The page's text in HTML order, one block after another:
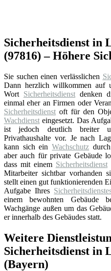
Sicherheitsdienst in
(97816) – Höhere
Sie suchen einen verlässlichen
Dann herzlich willkommen auf
Wort Sicherheitsdienst denken
einmal eher an Firmen oder
Sicherheitsdienst oft für den
Wachdienst eingesetzt. Das
ist jedoch deutlich breiter
Privathaushalte vor. Je nach
kann sich einWachschutz
aber auch für private Gebäude
dass mit einem Sicherheitsdienst
Mitarbeiter sichtbar vorhanden
stellt einen gut funktionierenden
Aufgabe Ihres
einem bewohnten Gebäude
Wachgänge außen um das
er innerhalb des Gebäudes statt.
Weitere
Sicherheitsdienst in
(Bayern)